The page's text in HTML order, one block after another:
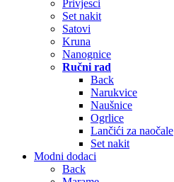
Privjesci
Set nakit
Satovi
Kruna
Nanognice
Ručni rad
Back
Narukvice
Naušnice
Ogrlice
Lančići za naočale
Set nakit
Modni dodaci
Back